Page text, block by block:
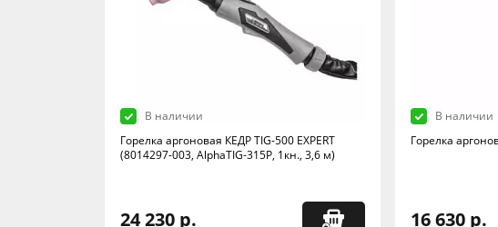
В наличии
Горелка аргоновая КЕДР TIG-500 EXPERT
(8014297-003, AlphaTIG-315P, 1кн., 3,6 м)
24 230 р.
В наличии
Горелка
16 630 р.